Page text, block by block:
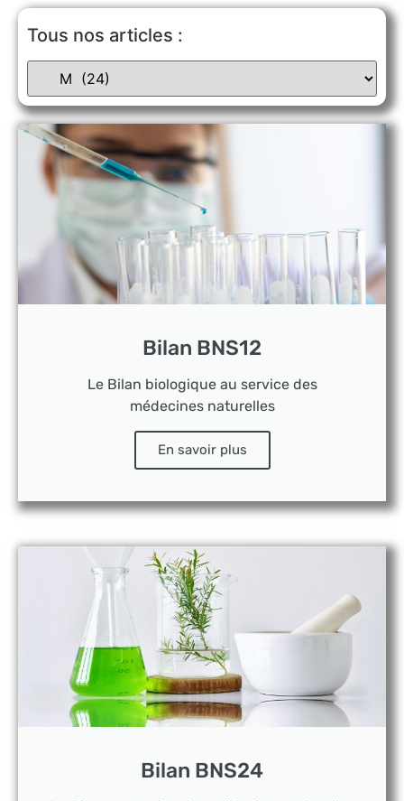
Tous nos articles :
Bilan BNS12
Le Bilan biologique au service des
médecines naturelles
En savoir plus
Bilan BNS24